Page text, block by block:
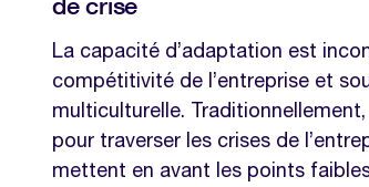
de crise
La capacité d’adaptation est
compétitivité de l’entreprise et
multiculturelle.
pour traverser les crises de
mettent en avant les points